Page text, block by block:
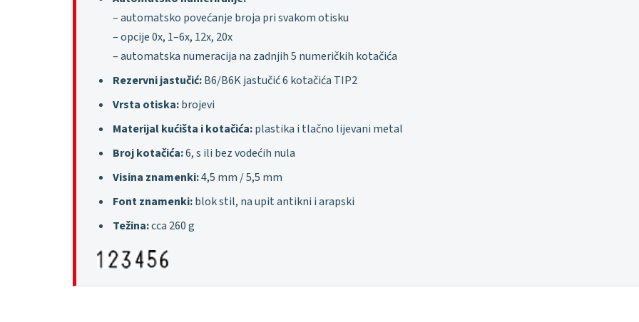
– automatsko povećanje broja pri svakom otisku
– opcije 0x, 1–6x, 12x, 20x
– automatska numeracija na zadnjih 5 numeričkih kotačića
Rezervni jastučić:B6/B6K jastučić 6 kotačića TIP2
Vrsta otiska:brojevi
Materijal kućišta i kotačića:plastika i tlačno lijevani metal
Broj kotačića:6, s ili bez vodećih nula
Visina znamenki:4,5 mm / 5,5 mm
Font znamenki:blok stil, na upit antikni i arapski
Težina:cca 260 g